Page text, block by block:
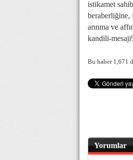
istikamet
beraberliğine,
arınma ve
kandili-
Bu haber 1,671
Yorumlar